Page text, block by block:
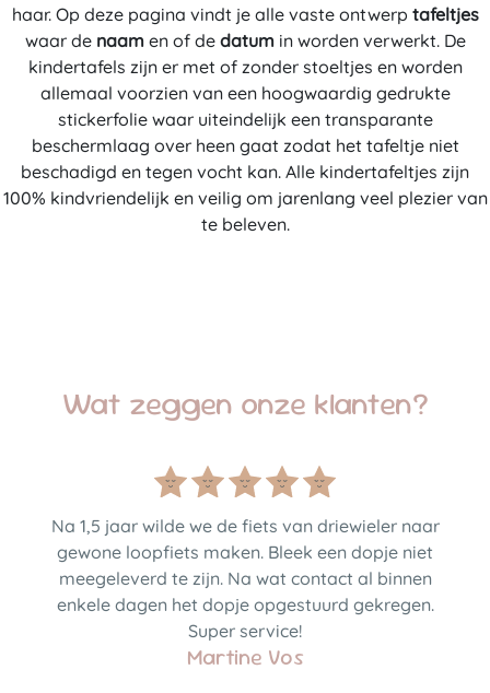
haar. Op deze pagina vindt je alle vaste ontwerp tafeltjes
waar de naamen of de datumin worden verwerkt. De
kindertafels zijn er met of zonder stoeltjes en worden
allemaal voorzien van een hoogwaardig gedrukte
stickerfolie waar uiteindelijk een transparante
beschermlaag over heen gaat zodat het tafeltje niet
beschadigd en tegen vocht kan. Alle kindertafeltjes zijn
100% kindvriendelijk en veilig om jarenlang veel plezier van
te beleven.
Wat zeggen onze klanten?
Na 1,5 jaar wilde we de fiets van driewieler naar
gewone loopfiets maken. Bleek een dopje niet
meegeleverd te zijn. Na wat contact al binnen
enkele dagen het dopje opgestuurd gekregen.
Super service!
Martine Vos